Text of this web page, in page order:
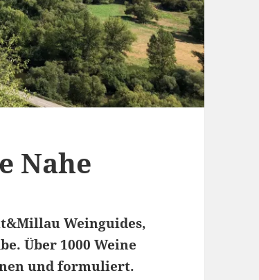
Nahe
Weinguides,
Über 1000 Weine
und formuliert.